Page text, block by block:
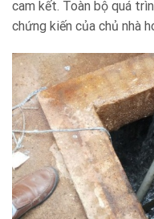
cam kết. Toàn bộ quá
chứng kiến của chủ nhà